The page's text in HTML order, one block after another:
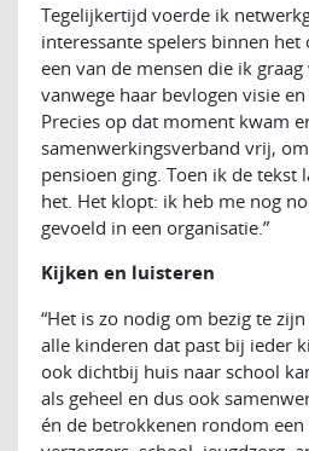
Tegelijkertijd voerde ik
interessante spelers binnen
een van de mensen die ik
vanwege haar bevlogen visie
Precies op dat moment kwam
samenwerkingsverband vrij,
pensioen ging. Toen ik de tekst
het. Het klopt: ik heb me nog
gevoeld in een organisatie.”
Kijken en luisteren
“Het is zo nodig om bezig te
alle kinderen dat past bij ieder
ook dichtbij huis naar school
als geheel en dus ook
én de betrokkenen rondom